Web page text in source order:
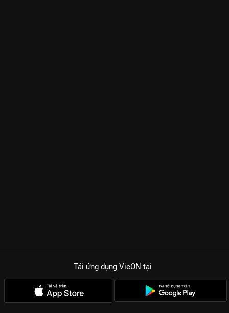
Tải ứng dụng VieON tại